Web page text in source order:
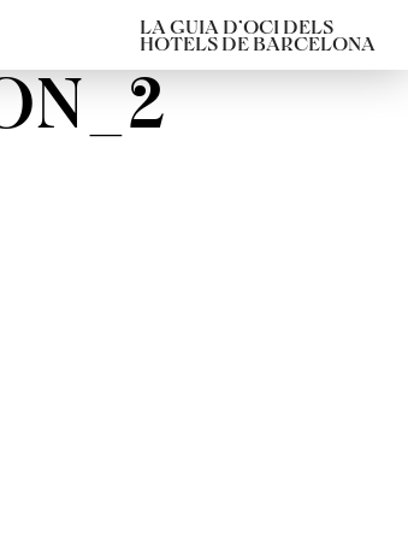
LA GUIA D’OCI DELS
HOTELS DE BARCELONA